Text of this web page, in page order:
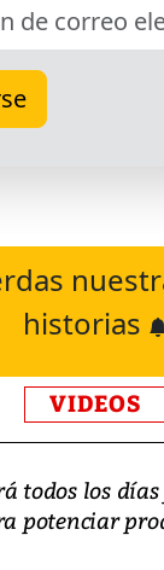
historias
VIDEOS
todos los
potenciar